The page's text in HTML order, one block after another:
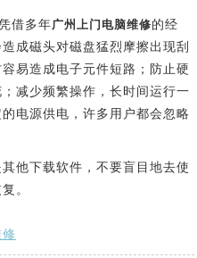
借多年广州上门电脑维修的经
成磁头对磁盘猛烈摩擦出现刮
易造成电子元件短路；防止硬
减少频繁操作，长时间运行一
电源供电，许多用户都会忽略
他下载软件，不要盲目地去使
。